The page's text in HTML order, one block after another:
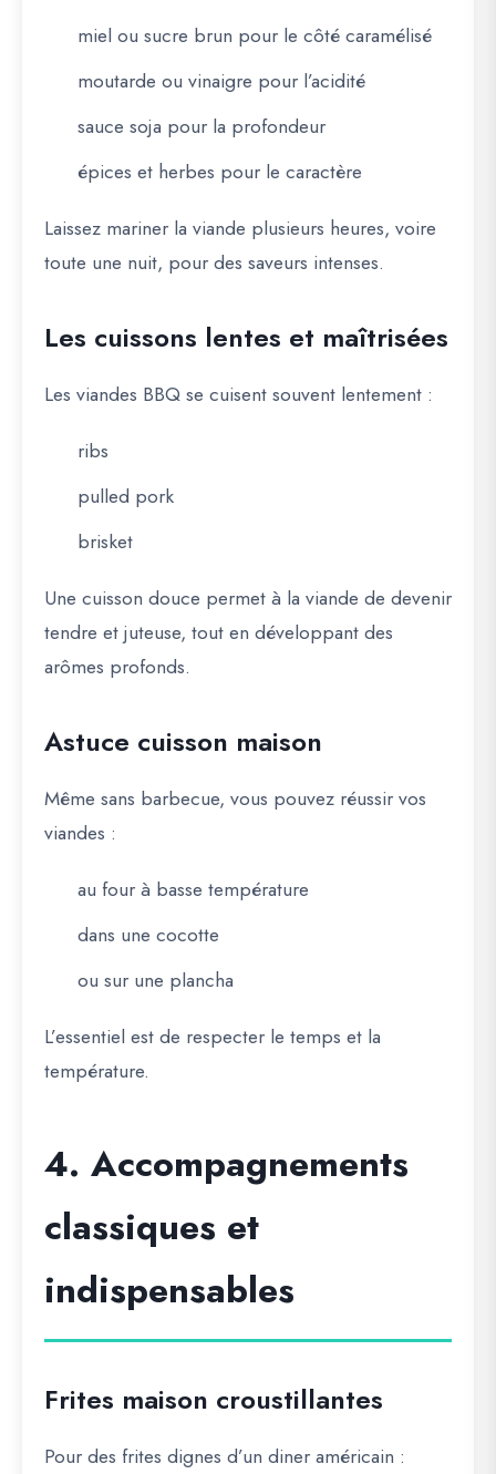
miel ou sucre brun pour le côté caramélisé
moutarde ou vinaigre pour l’acidité
sauce soja pour la profondeur
épices et herbes pour le caractère
Laissez mariner la viande plusieurs heures, voire
toute une nuit, pour des saveurs intenses.
Les cuissons lentes et maîtrisées
Les viandes BBQ se cuisent souvent lentement :
ribs
pulled pork
brisket
Une cuisson douce permet à la viande de devenir
tendre et juteuse, tout en développant des
arômes profonds.
Astuce cuisson maison
Même sans barbecue, vous pouvez réussir vos
viandes :
au four à basse température
dans une cocotte
ou sur une plancha
L’essentiel est de respecter le temps et la
température.
4. Accompagnements
classiques et
indispensables
Frites maison croustillantes
Pour des frites dignes d’un diner américain :